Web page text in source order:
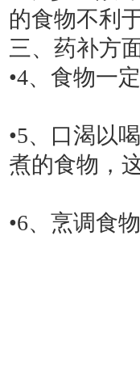
的食物不利
三、药补方
•4、食物一
•5、口渴以
煮的食物，
•6、烹调食